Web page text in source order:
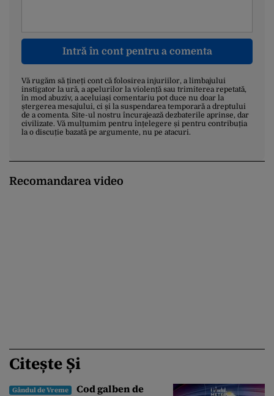
Intră în cont pentru a comenta
Vă rugăm să țineți cont că folosirea injuriilor, a limbajului
instigator la ură, a apelurilor la violență sau trimiterea repetată,
în mod abuziv, a aceluiași comentariu pot duce nu doar la
ștergerea mesajului, ci și la suspendarea temporară a dreptului
de a comenta. Site-ul nostru încurajează dezbaterile aprinse, dar
civilizate. Vă mulțumim pentru înțelegere și pentru contribuția
la o discuție bazată pe argumente, nu pe atacuri.
Recomandarea video
Citește Și
Gândul de Vreme
Cod galben de